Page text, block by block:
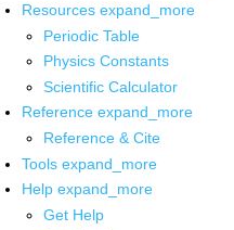
Resources expand_more
Periodic Table
Physics Constants
Scientific Calculator
Reference expand_more
Reference & Cite
Tools expand_more
Help expand_more
Get Help